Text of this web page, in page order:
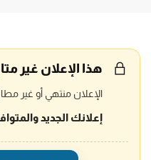
هذا الإعلان غير
الإعلان منتهي أو غير
إعلانك الجديد